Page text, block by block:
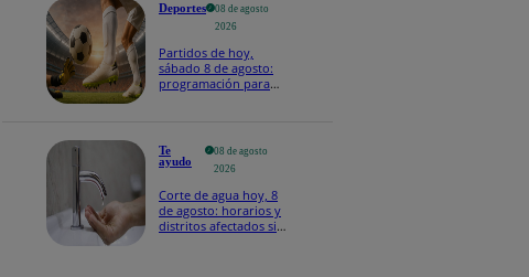
Deportes
08 de agosto
2026
Partidos de hoy,
sábado 8 de agosto:
programación para
Te
ayudo
08 de agosto
2026
Corte de agua hoy, 8
de agosto: horarios y
distritos afectados sin